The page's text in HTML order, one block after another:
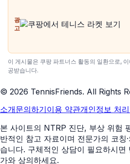
광
고
이 게시물은 쿠팡 파트너스 활동의 일환으로,
공받습니다.
© 2026 TennisFriends. All Rights
소개문의하기이용 약관개인정보 처
본 사이트의 NTRP 진단, 부상 위험
반적인 참고 자료이며 전문가의 코칭
습니다. 구체적인 상담이 필요하시
가와 상의하세요.